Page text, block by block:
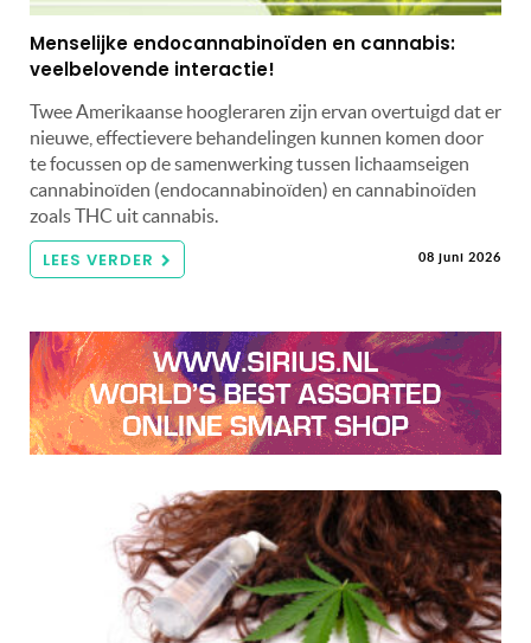
Menselijke endocannabinoïden en cannabis:
veelbelovende interactie!
Twee Amerikaanse hoogleraren zijn ervan overtuigd dat er
nieuwe, effectievere behandelingen kunnen komen door
te focussen op de samenwerking tussen lichaamseigen
cannabinoïden (endocannabinoïden) en cannabinoïden
zoals THC uit cannabis.
LEES VERDER 08 juni 2026